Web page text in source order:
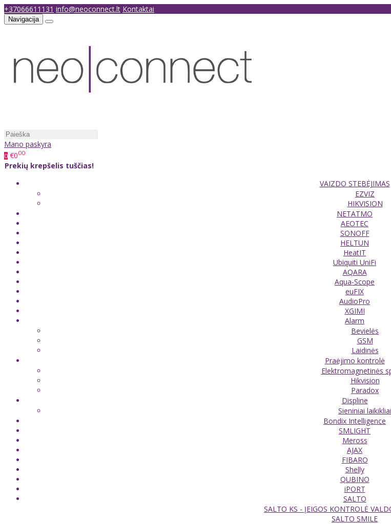
+37066611131 info@neoconnect.lt Kontaktai
Navigacija
Mano paskyra
0 €000
Prekių krepšelis tuščias!
VAIZDO STEBĖJIMAS
EZVIZ
HIKVISION
NETATMO
AEOTEC
SONOFF
HELTUN
HeatIT
Ubiquiti UniFi
AQARA
Aqua-Scope
euFIX
AudioPro
XGIMI
Alarm
Bevielės
GSM
Laidinės
Praėjimo kontrolė
Elektromagnetinės
Hikvision
Paradox
Displine
Sieniniai laikikliai
Bondix Intelligence
SMLIGHT
Meross
AJAX
FIBARO
Shelly
QUBINO
iPORT
SALTO
SALTO KS - ĮEIGOS KONTROLĖ
SALTO SMILE